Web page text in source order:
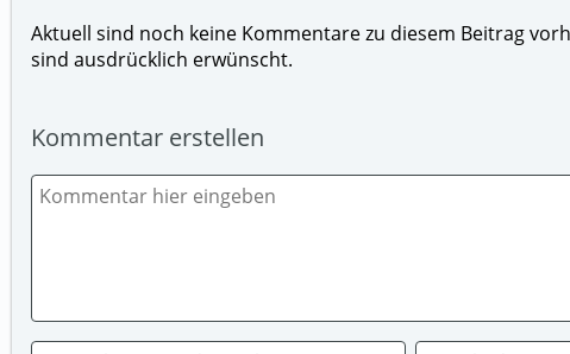
Aktuell sind noch keine Kommentare zu diesem Beitrag
sind ausdrücklich erwünscht.
Kommentar erstellen